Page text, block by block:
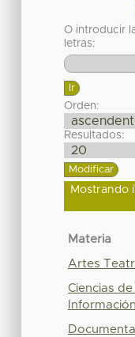
O introducir
letras:
Orden:
Resultados:
Mostrando
Materia
Artes
Ciencias de
Información
Documental